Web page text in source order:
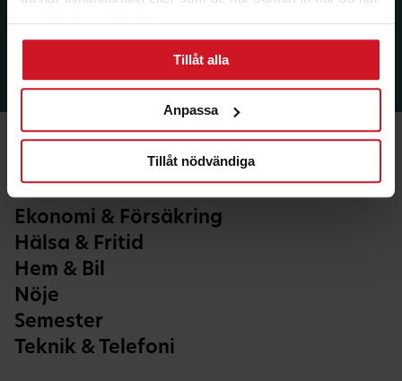
Tillåt alla
Anpassa
Tillåt nödvändiga
Ekonomi & Försäkring
Hälsa & Fritid
Hem & Bil
Nöje
Semester
Teknik & Telefoni